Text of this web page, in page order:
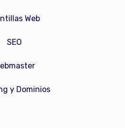
Web
SEO
y Dominios